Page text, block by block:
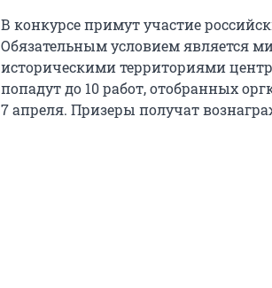
В конкурсе примут участие
Обязательным условием является
историческими территориями
попадут до 10 работ, отобранных
7 апреля. Призеры получат